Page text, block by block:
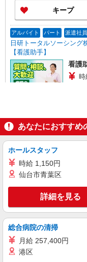
キープ
アルバイト パート 派遣社員
日研トータルソーシン
【看護助手】
看護
時
幅は
キープ
日研トータルソーシン
ス【看護助手】
時
埼
キープ
派遣社員
株式会社トラストグロ
あなたにおすすめ
ホールスタッフ
時給 1,150円
仙台市青葉区
詳細を見る
総合病院の清掃
月給 257,400円
港区